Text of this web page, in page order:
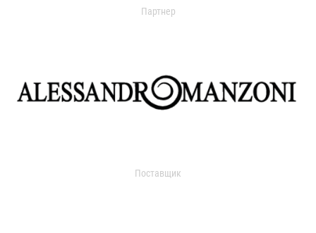
Партнер
Поставщик